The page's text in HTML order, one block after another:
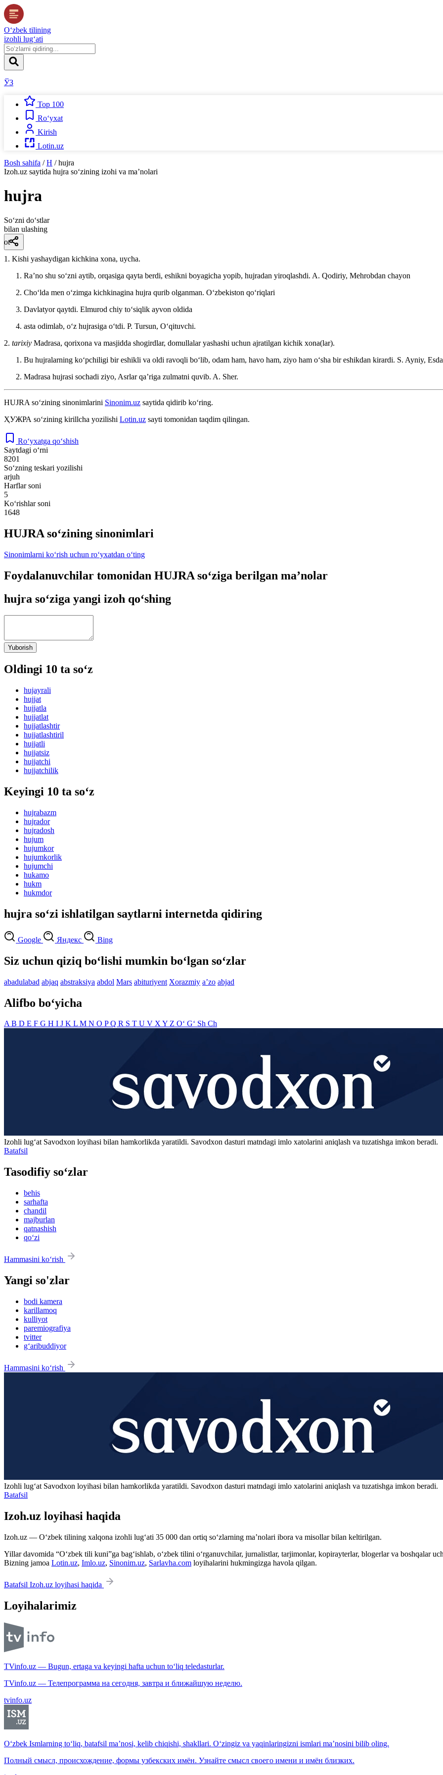
O‘zbek tilining
izohli lug‘ati
ЎЗ
Top 100
Ro‘yxat
Kirish
Lotin.uz
Bosh sahifa / H / hujra
Izoh.uz saytida hujra so‘zining izohi va ma’nolari
hujra
So‘zni do‘stlar
bilan ulashing
ot
1. Kishi yashaydigan kichkina xona, uycha.
Raʼno shu soʻzni aytib, orqasiga qayta berdi, eshikni boyagicha yopib, hujradan yiroqlashdi. A. Qodiriy, Mehrobdan chayon
Choʻlda men oʻzimga kichkinagina hujra qurib olganman. Oʻzbekiston qoʻriqlari
Davlatyor qaytdi. Elmurod chiy toʻsiqlik ayvon oldida
asta odimlab, oʻz hujrasiga oʻtdi. P. Tursun, Oʻqituvchi.
2. tarixiy Madrasa, qorixona va masjidda shogirdlar, domullalar yashashi uchun ajratilgan kichik xona(lar).
Bu hujralarning koʻpchiligi bir eshikli va oldi ravoqli boʻlib, odam ham, havo ham, ziyo ham oʻsha bir eshikdan kirardi. S. Ayniy,
Madrasa hujrasi sochadi ziyo, Asrlar qaʼriga zulmatni quvib. A. Sher.
HUJRA so‘zining sinonimlarini Sinonim.uz saytida qidirib ko‘ring.
ҲУЖРА so‘zining kirillcha yozilishi Lotin.uz sayti tomonidan taqdim qilingan.
Ro‘yxatga qo‘shish
Saytdagi o‘rni
8201
So‘zning teskari yozilishi
arjuh
Harflar soni
5
Ko‘rishlar soni
1648
HUJRA so‘zining sinonimlari
Sinonimlarni ko‘rish uchun ro‘yxatdan o‘ting
Foydalanuvchilar tomonidan HUJRA so‘ziga berilgan ma’nolar
hujra so‘ziga yangi izoh qo‘shing
Yuborish
Oldingi 10 ta so‘z
hujayrali
hujjat
hujjatla
hujjatlat
hujjatlashtir
hujjatlashtiril
hujjatli
hujjatsiz
hujjatchi
hujjatchilik
Keyingi 10 ta so‘z
hujrabazm
hujrador
hujradosh
hujum
hujumkor
hujumkorlik
hujumchi
hukamo
hukm
hukmdor
hujra so‘zi ishlatilgan saytlarni internetda qidiring
Google Яндекс Bing
Siz uchun qiziq bo‘lishi mumkin bo‘lgan so‘zlar
abadulabad abjaq abstraksiya abdol Mars abituriyent Xorazmiy aʼzo abjad
Alifbo bo‘yicha
AB D E F G H I J K L M N O PQ R S T U V XY Z O‘ G‘ Sh Ch
Izohli lugʻat Savodxon loyihasi bilan hamkorlikda yaratildi. Savodxon dasturi matndagi imlo xatolarini aniqlash va tuzatishga imkon beradi.
Batafsil
Tasodifiy so‘zlar
behis
sarhafta
chandil
majburlan
qatnashish
qo‘zi
Hammasini ko‘rish
Yangi so'zlar
bodi kamera
karillamoq
kulliyot
paremiografiya
tvitter
g‘aribuddiyor
Hammasini ko‘rish
Izohli lugʻat Savodxon loyihasi bilan hamkorlikda yaratildi. Savodxon dasturi matndagi imlo xatolarini aniqlash va tuzatishga imkon beradi.
Batafsil
Izoh.uz loyihasi haqida
Izoh.uz — O‘zbek tilining xalqona izohli lug‘ati 35 000 dan ortiq so‘zlarning ma’nolari ibora va misollar bilan keltirilgan.
Yillar davomida “O‘zbek tili kuni”ga bag‘ishlab, o‘zbek tilini o‘rganuvchilar, jurnalistlar, tarjimonlar, kopirayterlar, blogerlar va boshqalar
Bizning jamoa Lotin.uz, Imlo.uz, Sinonim.uz, Sarlavha.com loyihalarini hukmingizga havola qilgan.
Batafsil Izoh.uz loyihasi haqida
Loyihalarimiz
TVinfo.uz — Bugun, ertaga va keyingi hafta uchun to‘liq teledasturlar.
TVinfo.uz — Телепрограмма на сегодня, завтра и ближайшую неделю.
tvinfo.uz
O‘zbek Ismlarning to‘liq, batafsil ma’nosi, kelib chiqishi, shakllari. O‘zingiz va yaqinlaringizni ismlari ma’nosini bilib oling.
Полный смысл, происхождение, формы узбекских имён. Узнайте смысл своего имени и имён близких.